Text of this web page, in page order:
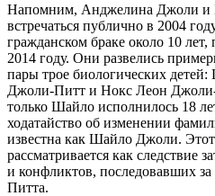
Напомним, Анджелина Джоли и
встречаться публично в 2004
гражданском браке около 10
2014 году. Они развелись
пары трое биологических
Джоли-Питт и Нокс Леон
только Шайло исполнилось 18
ходатайство об изменении
известна как Шайло Джоли.
рассматривается как следствие
и конфликтов, последовавших
Питта.